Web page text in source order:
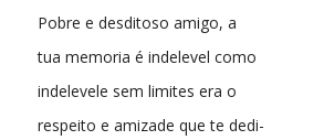
Pobre e desditoso amigo, a
tua memoria é indelevel como
indelevele sem limites era o
respeito e amizade que te dedi-